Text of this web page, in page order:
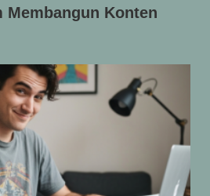
Membangun Konten